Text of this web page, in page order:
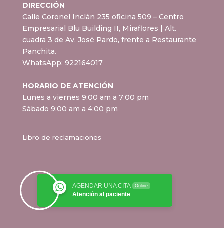
DIRECCIÓN
Calle Coronel Inclán 235 oficina 509 – Centro
Empresarial Blu Building II, Miraflores | Alt.
cuadra 3 de Av. José Pardo, frente a Restaurante
Panchita.
WhatsApp: 922164017
HORARIO DE ATENCIÓN
Lunes a viernes 9:00 am a 7:00 pm
Sábado 9:00 am a 4:00 pm
Libro de reclamaciones
AGENDAR UNA CITA Online
Atención al paciente